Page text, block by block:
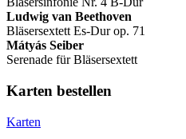
Ludwig van Beethoven
Bläsersextett Es-Dur op. 71
Mátyás Seiber
Serenade für Bläsersextett
Karten bestellen
Karten